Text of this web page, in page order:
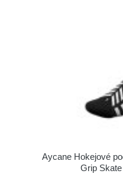
Aycane Hokejové
Grip